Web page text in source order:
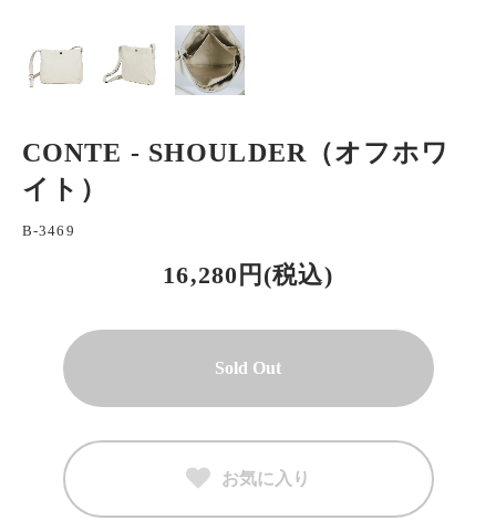
CONTE - SHOULDER（オフホワ
イト）
B-3469
16,280円(税込)
Sold Out
お気に入り